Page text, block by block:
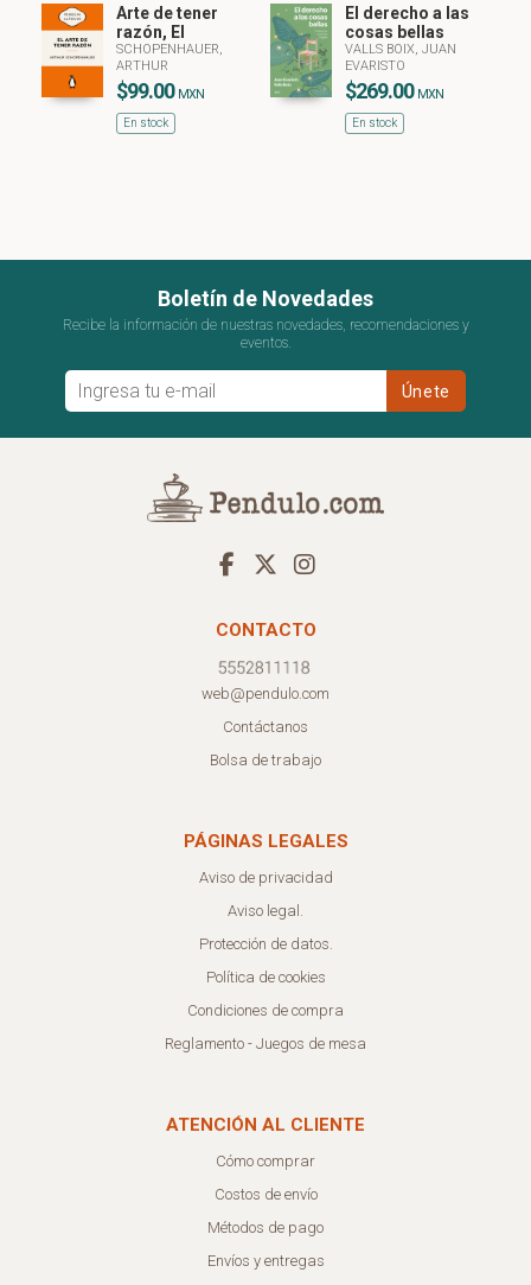
Arte de tener
razón, El
SCHOPENHAUER,
ARTHUR
$99.00 MXN
En stock
El derecho a las
cosas bellas
VALLS BOIX, JUAN
EVARISTO
$269.00 MXN
En stock
Boletín de Novedades
Recibe la información de nuestras novedades, recomendaciones y
eventos.
CONTACTO
web@pendulo.com
Contáctanos
Bolsa de trabajo
PÁGINAS LEGALES
Aviso de privacidad
Aviso legal.
Protección de datos.
Política de cookies
Condiciones de compra
Reglamento - Juegos de mesa
ATENCIÓN AL CLIENTE
Cómo comprar
Costos de envío
Métodos de pago
Envíos y entregas